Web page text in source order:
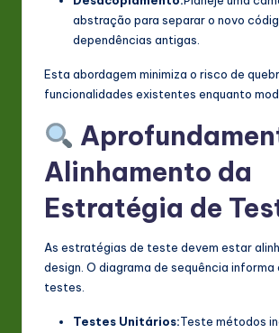
abstração para separar o novo
dependências antigas.
Esta abordagem minimiza o risco de
funcionalidades existentes enquanto
Alinhamento da
Estratégia de
As estratégias de teste devem estar
design. O diagrama de sequência informa
testes.
Testes Unitários:Teste métodos